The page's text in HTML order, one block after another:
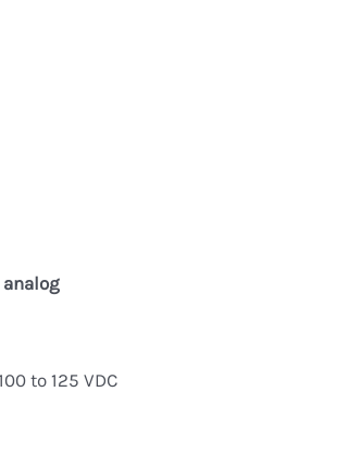
to 125 VDC